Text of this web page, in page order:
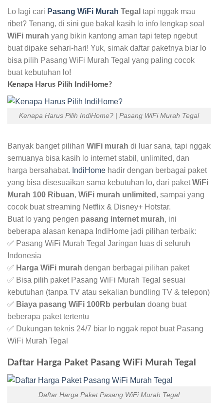
Lo lagi cari Pasang WiFi Murah Tegal tapi nggak mau
ribet? Tenang, di sini gue bakal kasih lo info lengkap soal
WiFi murah yang bikin kantong aman tapi tetep ngebut
buat dipake sehari-hari! Yuk, simak daftar paketnya biar lo
bisa pilih Pasang WiFi Murah Tegal yang paling cocok
buat kebutuhan lo!
Kenapa Harus Pilih IndiHome?
Kenapa Harus Pilih IndiHome? | Pasang WiFi Murah Tegal
Banyak banget pilihan WiFi murah di luar sana, tapi nggak
semuanya bisa kasih lo internet stabil, unlimited, dan
harga bersahabat. IndiHome hadir dengan berbagai paket
yang bisa disesuaikan sama kebutuhan lo, dari paketWiFi
Murah 100 Ribuan, WiFi murah unlimited , sampai yang
cocok buat streaming Netflix & Disney+ Hotstar.
Buat lo yang pengen pasang internet murah, ini
beberapa alasan kenapa IndiHome jadi pilihan terbaik:
✅ Pasang WiFi Murah Tegal Jaringan luas di seluruh
Indonesia
✅ Harga WiFi murah dengan berbagai pilihan paket
✅ Bisa pilih paket Pasang WiFi Murah Tegal sesuai
kebutuhan (tanpa TV atau sekalian bundling TV & telepon)
✅ Biaya pasang WiFi 100Rb perbulan doang buat
beberapa paket tertentu
✅ Dukungan teknis 24/7 biar lo nggak repot buat Pasang
WiFi Murah Tegal
Daftar Harga Paket Pasang WiFi Murah Tegal
Daftar Harga Paket Pasang WiFi Murah Tegal